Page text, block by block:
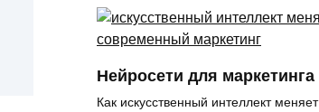
Нейросети для маркетинга
Как искусственный интеллект меняет